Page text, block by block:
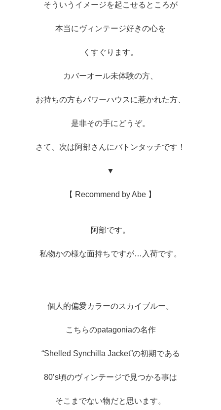
そういうイメージを起こせるところが
本当にヴィンテージ好きの心を
くすぐります。
カバーオール未体験の方、
お持ちの方もパワーハウスに惹かれた方、
是非その手にどうぞ。
さて、次は阿部さんにバトンタッチです！
▼
【 Recommend by Abe 】
阿部です。
私物かの様な面持ちですが…入荷です。
個人的偏愛カラーのスカイブルー。
こちらのpatagoniaの名作
“Shelled Synchilla Jacket”の初期である
80’s頃のヴィンテージで見つかる事は
そこまでない物だと思います。